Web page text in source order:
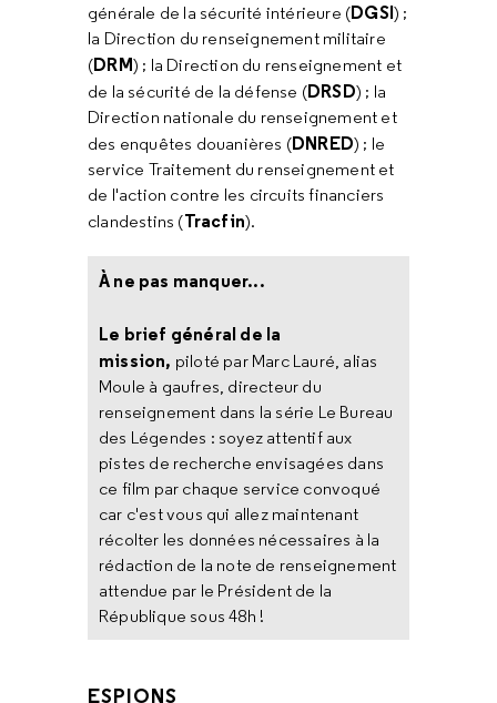
générale de la sécurité intérieure (DGSI) ;
la Direction du renseignement militaire
(DRM) ; la Direction du renseignement et
de la sécurité de la défense (DRSD) ; la
Direction nationale du renseignement et
des enquêtes douanières (DNRED) ; le
service Traitement du renseignement et
de l'action contre les circuits financiers
clandestins (Tracfin).
À ne pas manquer...
Le brief général de la
mission, piloté par Marc Lauré, alias
Moule à gaufres, directeur du
renseignement dans la série Le Bureau
des Légendes : soyez attentif aux
pistes de recherche envisagées dans
ce film par chaque service convoqué
car c'est vous qui allez maintenant
récolter les données nécessaires à la
rédaction de la note de renseignement
attendue par le Président de la
République sous 48h !
ESPIONS